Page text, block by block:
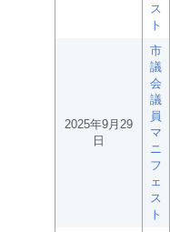
ス
ト
2025年9月29
日
市
議
会
議
員
マ
ニ
フ
ェ
ス
ト